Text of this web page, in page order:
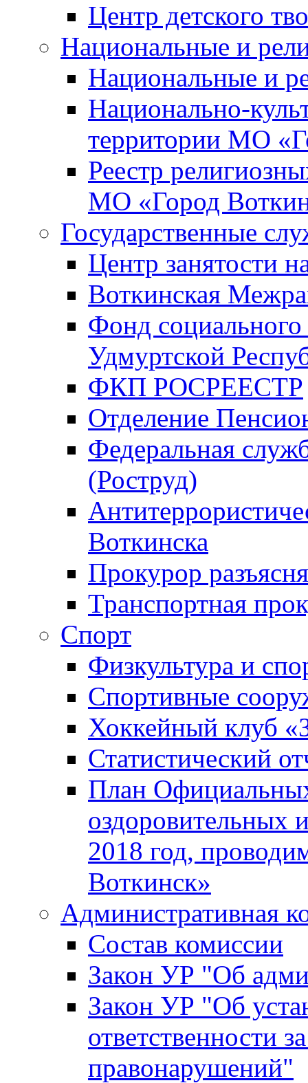
Центр детского
Национальные и
Национальные и
Национально-
территории МО
Реестр
МО «Город
Государственные
Центр занятости
Воткинская
Фонд
Удмуртской
ФКП РОСРЕЕСТР
Отделение
Федеральная
(Роструд)
Воткинска
Прокурор
Транспортная
Спорт
Физкультура и
Спортивные
Хоккейный клуб
Статистический
План
оздоровительных
2018 год,
Воткинск»
Административная
Состав комиссии
Закон УР "Об
Закон УР "Об
ответственности
правонарушений"